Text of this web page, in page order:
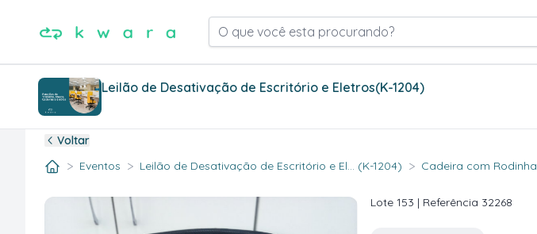
O que você esta procurando?
Leilão de Desativação de Escritório e Eletros(K-1204)
Voltar
> Eventos > Leilão de Desativação de Escritório e El... (K-1204) > Cadeira com Rodinha
Lote 153 | Referência 32268